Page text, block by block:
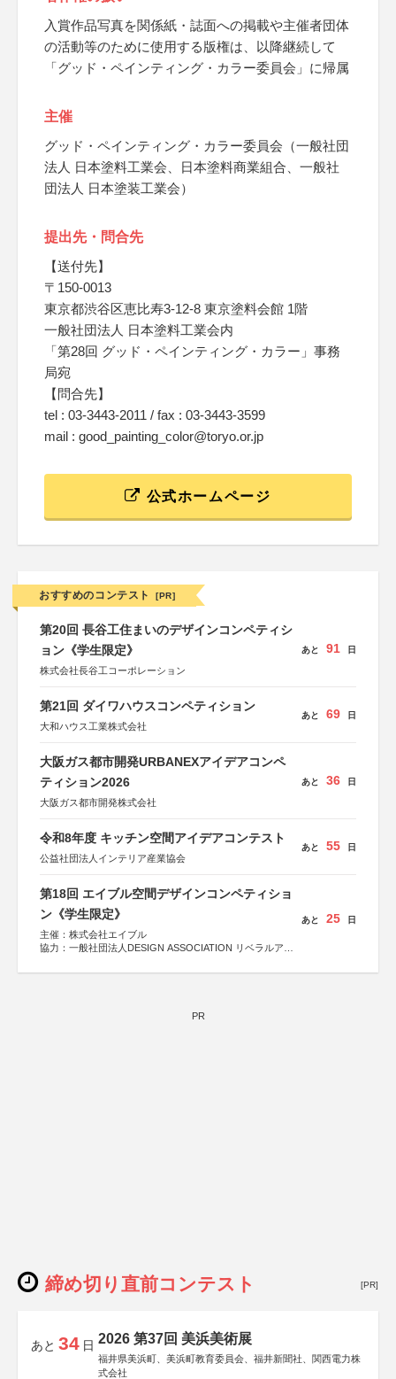
入賞作品写真を関係紙・誌面への掲載や主催者団体
の活動等のために使用する版権は、以降継続して
「グッド・ペインティング・カラー委員会」に帰属
主催
グッド・ペインティング・カラー委員会（一般社団
法人 日本塗料工業会、日本塗料商業組合、一般社
団法人 日本塗装工業会）
提出先・問合先
【送付先】
〒150-0013
東京都渋谷区恵比寿3-12-8 東京塗料会館 1階
一般社団法人 日本塗料工業会内
「第28回 グッド・ペインティング・カラー」事務
局宛
【問合先】
tel : 03-3443-2011 / fax : 03-3443-3599
mail : good_painting_color@toryo.or.jp
公式ホームページ
おすすめのコンテスト [PR]
第20回 長谷工住まいのデザインコンペティシ
ョン《学生限定》
株式会社長谷工コーポレーション
あと 91 日
第21回 ダイワハウスコンペティション
大和ハウス工業株式会社
あと 69 日
大阪ガス都市開発URBANEXアイデアコンペ
ティション2026
大阪ガス都市開発株式会社
あと 36 日
令和8年度 キッチン空間アイデアコンテスト
公益社団法人インテリア産業協会
あと 55 日
第18回 エイブル空間デザインコンペティショ
ン《学生限定》
主催：株式会社エイブル
協力：一般社団法人DESIGN ASSOCIATION リベラルアー
運営：TOKYO COMPANY株式会社
あと 25 日
PR
締め切り直前コンテスト [PR]
あと 34 日 2026 第37回 美浜美術展
福井県美浜町、美浜町教育委員会、福井新聞社、関西電力株
式会社